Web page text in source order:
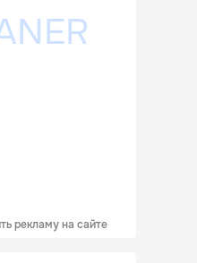
рекламу на сайте